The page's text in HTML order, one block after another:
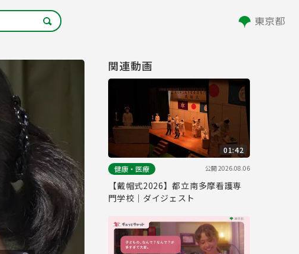
関連動画
01:42
健康・医療
公開2026.08.06
【戴帽式2026】都立南多摩看護専
門学校｜ダイジェスト